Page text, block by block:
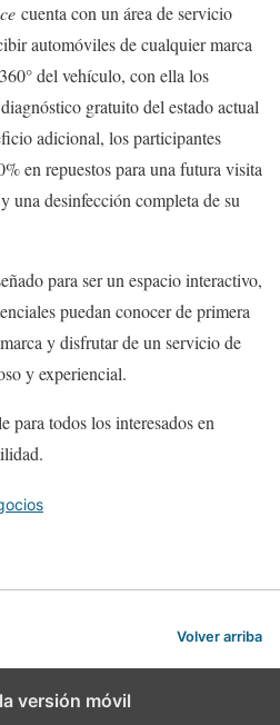
cuenta con un área de servicio
automóviles de cualquier marca
del vehículo, con ella los
gratuito del estado actual
adicional, los participantes
en repuestos para una futura visita
una desinfección completa de su
para ser un espacio interactivo,
puedan conocer de primera
y disfrutar de un servicio de
y experiencial.
para todos los interesados en
Volver arriba
versión móvil